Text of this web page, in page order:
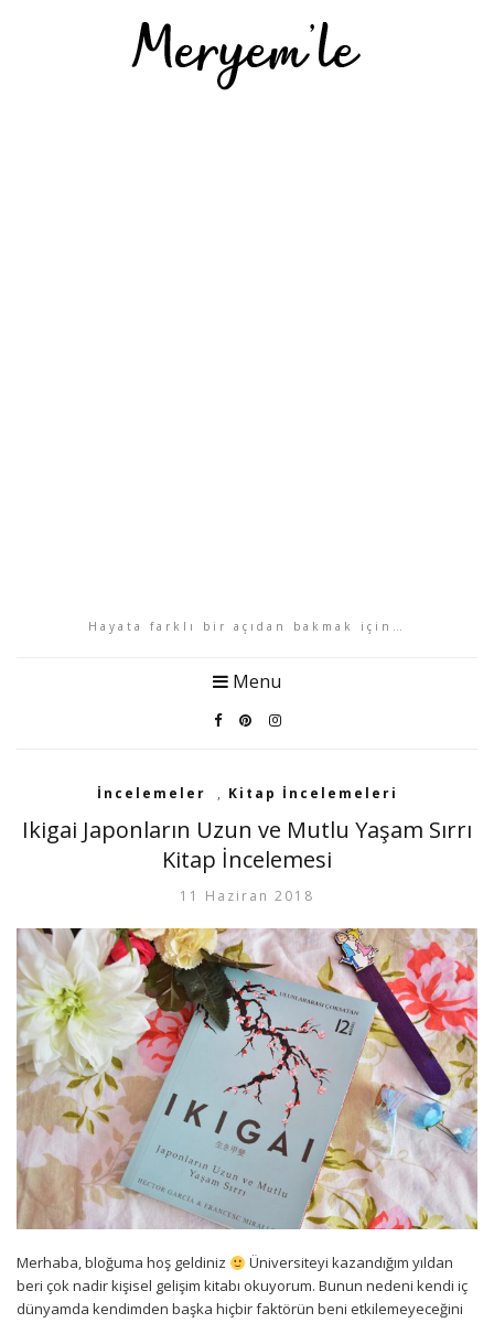
Hayata farklı bir açıdan bakmak için…
Menu
İncelemeler , Kitap İncelemeleri
Ikigai Japonların Uzun ve Mutlu Yaşam Sırrı
Kitap İncelemesi
11 Haziran 2018
Merhaba, bloğuma hoş geldiniz
Üniversiteyi kazandığım yıldan
beri çok nadir kişisel gelişim kitabı okuyorum. Bunun nedeni kendi iç
dünyamda kendimden başka hiçbir faktörün beni etkilemeyeceğini